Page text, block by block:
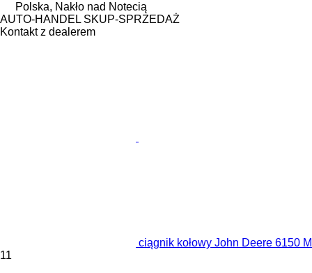
Polska, Nakło nad Notecią
AUTO-HANDEL SKUP-SPRZEDAŻ
Kontakt z dealerem
ciągnik kołowy John Deere 6150 M
11